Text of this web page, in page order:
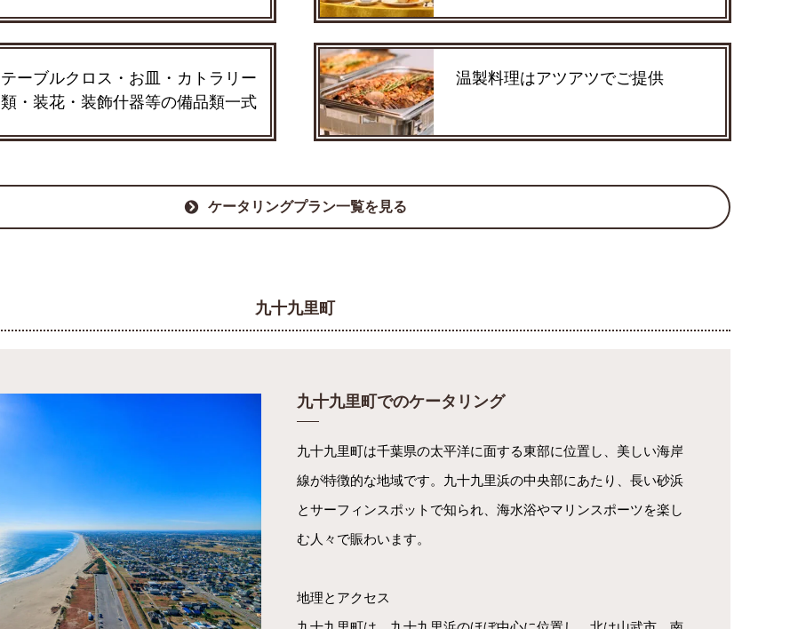
テーブルクロス・お皿・カトラリー
類・装花・装飾什器等の備品類一式
温製料理はアツアツでご提供
ケータリングプラン一覧を見る
九十九里町
九十九里町でのケータリング
九十九里町は千葉県の太平洋に面する東部に位置し、美しい海岸
線が特徴的な地域です。九十九里浜の中央部にあたり、長い砂浜
とサーフィンスポットで知られ、海水浴やマリンスポーツを楽し
む人々で賑わいます。
地理とアクセス